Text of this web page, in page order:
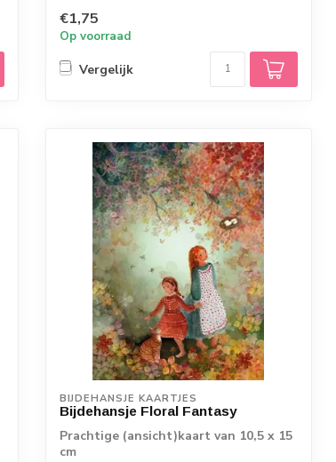
€1,75
Op voorraad
Vergelijk
BIJDEHANSJE KAARTJES
Bijdehansje Floral Fantasy
Prachtige (ansicht)kaart van 10,5 x 15
cm